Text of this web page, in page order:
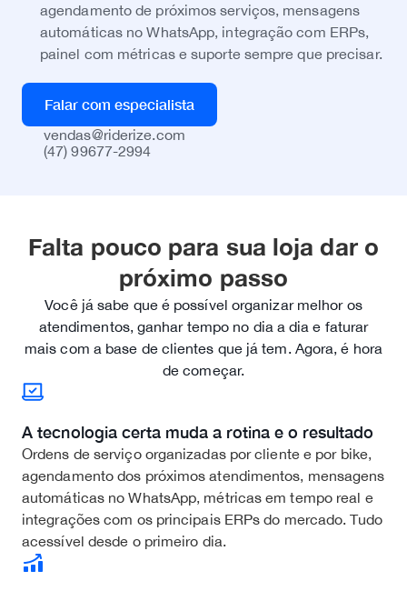
agendamento de próximos serviços, mensagens
automáticas no WhatsApp, integração com ERPs,
painel com métricas e suporte sempre que precisar.
Falar com especialista
vendas@riderize.com
(47) 99677-2994
Falta pouco para sua loja dar o
próximo passo
Você já sabe que é possível organizar melhor os
atendimentos, ganhar tempo no dia a dia e faturar
mais com a base de clientes que já tem. Agora, é hora
de começar.
A tecnologia certa muda a rotina e o resultado
Ordens de serviço organizadas por cliente e por bike,
agendamento dos próximos atendimentos, mensagens
automáticas no WhatsApp, métricas em tempo real e
integrações com os principais ERPs do mercado. Tudo
acessível desde o primeiro dia.